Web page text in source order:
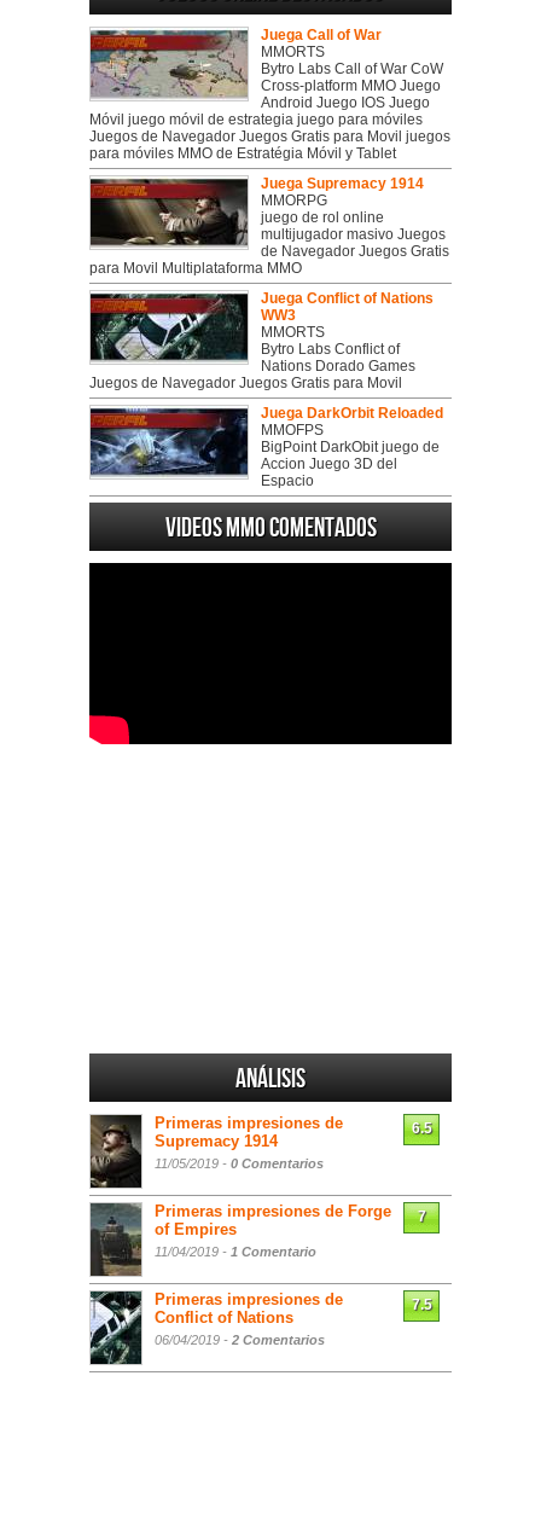
Juega Call of War
MMORTS
Bytro Labs Call of War CoW
Cross-platform MMO Juego
Android Juego IOS Juego
Móvil juego móvil de estrategia juego para móviles
Juegos de Navegador Juegos Gratis para Movil juegos
para móviles MMO de Estratégia Móvil y Tablet
Juega Supremacy 1914
MMORPG
juego de rol online
multijugador masivo Juegos
de Navegador Juegos Gratis
para Movil Multiplataforma MMO
Juega Conflict of Nations
WW3
MMORTS
Bytro Labs Conflict of
Nations Dorado Games
Juegos de Navegador Juegos Gratis para Movil
Juega DarkOrbit Reloaded
MMOFPS
BigPoint DarkObit juego de
Accion Juego 3D del
Espacio
Videos MMO Comentados
Análisis
Primeras impresiones de
Supremacy 1914
11/05/2019 - 0 Comentarios
6.5
Primeras impresiones de Forge
of Empires
11/04/2019 - 1 Comentario
7
Primeras impresiones de
Conflict of Nations
06/04/2019 - 2 Comentarios
7.5